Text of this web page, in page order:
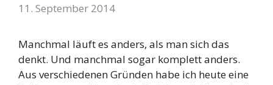
11. September 2014
Manchmal läuft es anders, als man sich das
denkt. Und manchmal sogar komplett anders.
Aus verschiedenen Gründen habe ich heute eine